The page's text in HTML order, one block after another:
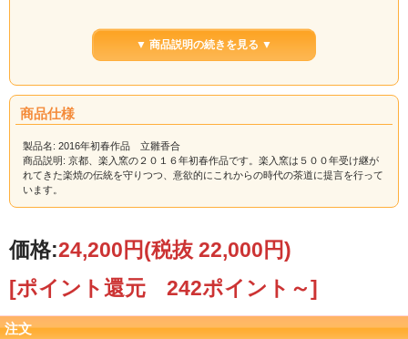
▼ 商品説明の続きを見る ▼
商品仕様
製品名: 2016年初春作品 立雛香合
商品説明: 京都、楽入窯の２０１６年初春作品です。楽入窯は５００年受け継が
れてきた楽焼の伝統を守りつつ、意欲的にこれからの時代の茶道に提言を行って
います。
価格:24,200円(税抜 22,000円)
[ポイント還元 242ポイント～]
注文